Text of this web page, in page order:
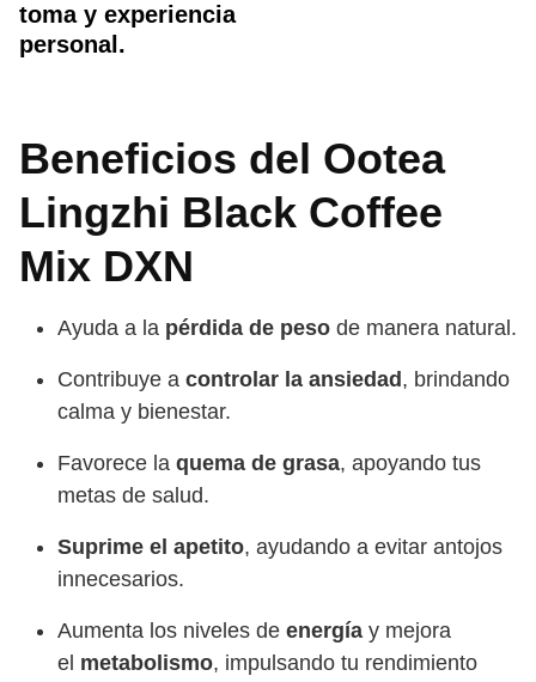
toma y experiencia
personal.
Beneficios del Ootea
Lingzhi Black Coffee
Mix DXN
Ayuda a la pérdida de peso de manera natural.
Contribuye a controlar la ansiedad , brindando
calma y bienestar.
Favorece la quema de grasa, apoyando tus
metas de salud.
Suprime el apetito, ayudando a evitar antojos
innecesarios.
Aumenta los niveles de energía y mejora
el metabolismo, impulsando tu rendimiento